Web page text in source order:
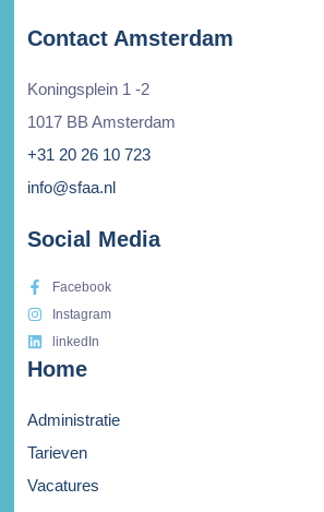
Contact Amsterdam
Koningsplein 1 -2
1017 BB Amsterdam
+31 20 26 10 723
info@sfaa.nl
Social Media
Facebook
Instagram
linkedIn
Home
Administratie
Tarieven
Vacatures